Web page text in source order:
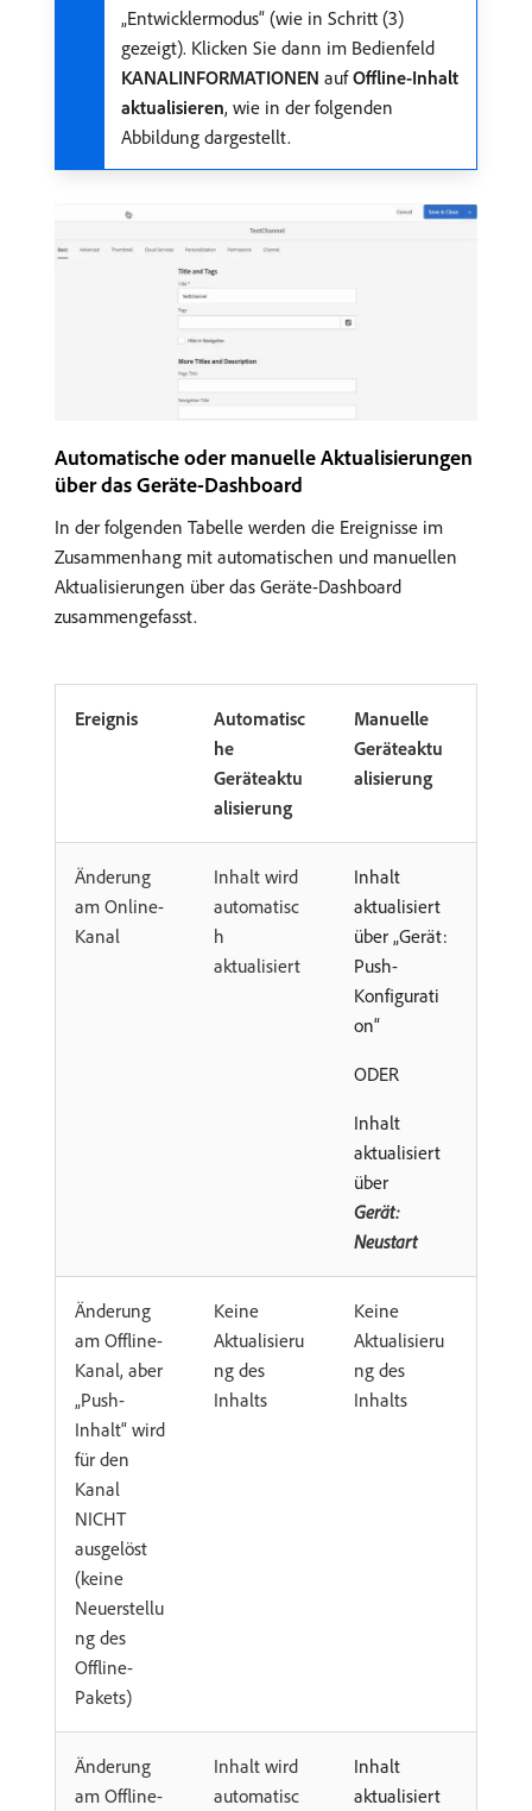
„Entwicklermodus“ (wie in Schritt (3)
gezeigt). Klicken Sie dann im Bedienfeld
KANALINFORMATIONEN aufOffline-Inhalt
aktualisieren, wie in der folgenden
Abbildung dargestellt.
Automatische oder manuelle Aktualisierungen
über das Geräte-Dashboard
In der folgenden Tabelle werden die Ereignisse im
Zusammenhang mit automatischen und manuellen
Aktualisierungen über das Geräte-Dashboard
zusammengefasst.
Ereignis
Automatisc
he
Geräteaktu
alisierung
Manuelle
Geräteaktu
alisierung
Änderung
am Online-
Kanal
Inhalt wird
automatisc
h
aktualisiert
Inhalt
aktualisiert
über „Gerät:
Push-
Konfigurati
on“
ODER
Inhalt
aktualisiert
über
Gerät:
Neustart
Änderung
am Offline-
Kanal, aber
„Push-
Inhalt“ wird
für den
Kanal
NICHT
ausgelöst
(keine
Neuerstellu
ng des
Offline-
Pakets)
Keine
Aktualisieru
ng des
Inhalts
Keine
Aktualisieru
ng des
Inhalts
Änderung
am Offline-
Inhalt wird
automatisc
Inhalt
aktualisiert